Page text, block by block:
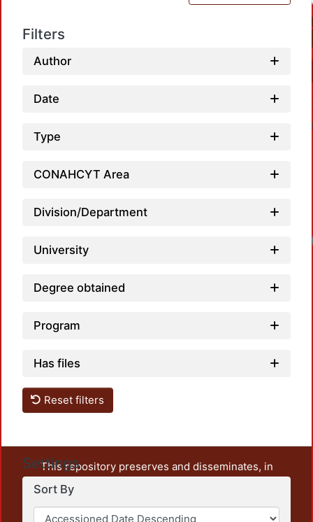
Filters
Author
Date
Type
CONAHCYT Area
Division/Department
University
Degree obtained
Program
Has files
Reset filters
Settings
Sort By
This repository preserves and disseminates, in
unrestricted open access, the teaching and research
output of UAM Azcapotzalco. It also includes some
administrative and graphic documents from the